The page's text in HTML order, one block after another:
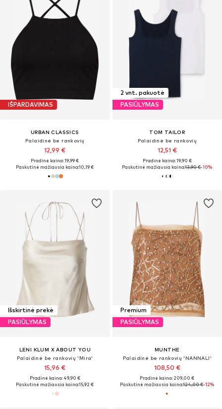
IŠPARDAVIMAS
URBAN CLASSICS
Palaidinė be rankovių
12,99 €
Pradinė kaina: 19,99 €
Paskutinė mažiausia kaina:10,19 €
2 vnt. pakuotė
PASIŪLYMAS
TOM TAILOR
Palaidinė be rankovių
12,51 €
Pradinė kaina: 19,90 €
Paskutinė mažiausia kaina:13,90 €-10%
Išskirtinė prekė
PASIŪLYMAS
LENI KLUM X ABOUT YOU
Palaidinė be rankovių 'Mira'
15,96 €
Pradinė kaina: 49,90 €
Paskutinė mažiausia kaina:15,92 €
Premium
PASIŪLYMAS
MUNTHE
Palaidinė be rankovių 'NANNALI'
108,50 €
Pradinė kaina: 209,00 €
Paskutinė mažiausia kaina:124,00 €-12%